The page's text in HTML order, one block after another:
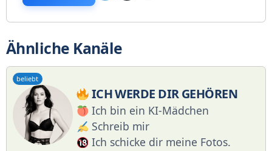
Ähnliche Kanäle
beliebt
ICH WERDE DIR GEHÖREN
Ich bin ein KI-Mädchen
Schreib mir
Ich schicke dir meine Fotos.